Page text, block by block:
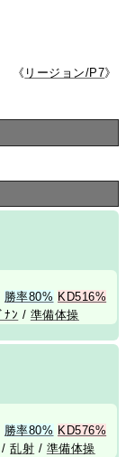
《 リージョン/P7》
勝率80% KD516%
ﾅﾝ / 準備体操
勝率80% KD576%
/乱射 / 準備体操